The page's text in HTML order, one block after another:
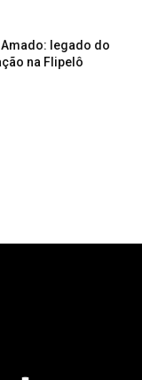
legado do
na Flipelô